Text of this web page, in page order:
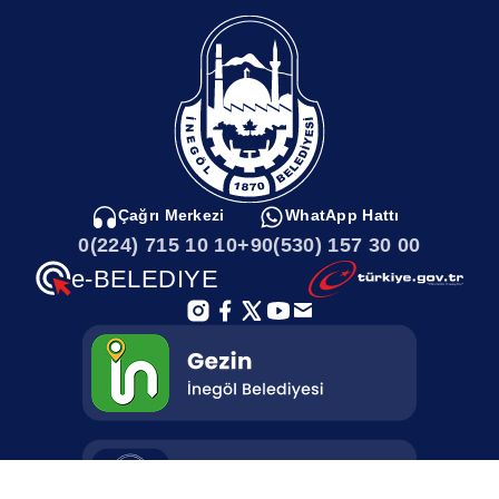
Çağrı Merkezi
0(224) 715 10 10
WhatApp Hattı
+90(530) 157 30 00
e-BELEDIYE